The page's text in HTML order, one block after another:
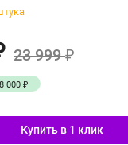
23 999₽
8 000 ₽
Купить в 1 клик